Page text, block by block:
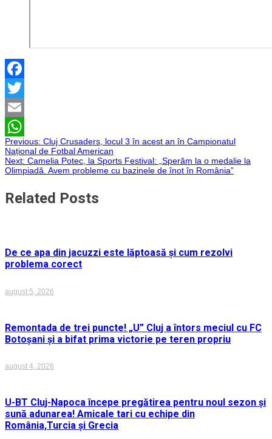
Facebook
Twitter
Email
WhatsApp
Navigare
în
articole
Previous: Cluj Crusaders, locul 3 în acest an în Campionatul
Național de Fotbal American
Next: Camelia Potec, la Sports Festival: „Sperăm la o medalie la
Olimpiadă. Avem probleme cu bazinele de înot în România”
Related Posts
De ce apa din jacuzzi este lăptoasă și cum rezolvi
problema corect
august 5, 2026
Remontada de trei puncte! „U” Cluj a întors meciul cu FC
Botoșani și a bifat prima victorie pe teren propriu
august 4, 2026
U-BT Cluj-Napoca începe pregătirea pentru noul sezon și
sună adunarea! Amicale tari cu echipe din
România,Turcia și Grecia